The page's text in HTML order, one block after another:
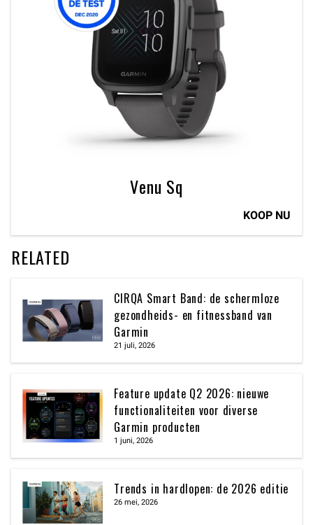
Venu Sq
KOOP NU
RELATED
CIRQA Smart Band: de schermloze
gezondheids- en fitnessband van
Garmin
21 juli, 2026
Feature update Q2 2026: nieuwe
functionaliteiten voor diverse
Garmin producten
1 juni, 2026
Trends in hardlopen: de 2026 editie
26 mei, 2026